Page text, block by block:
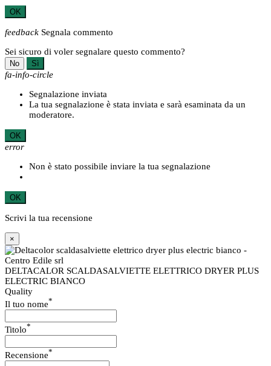
OK
feedback Segnala commento
Sei sicuro di voler segnalare questo commento?
No Sì
fa-info-circle
Segnalazione inviata
La tua segnalazione è stata inviata e sarà esaminata da un
moderatore.
OK
error
Non è stato possibile inviare la tua segnalazione
OK
Scrivi la tua recensione
×
DELTACALOR SCALDASALVIETTE ELETTRICO DRYER PLUS
ELECTRIC BIANCO
Quality
Il tuo nome*
Titolo*
Recensione*